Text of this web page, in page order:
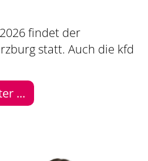
findet der
statt. Auch die kfd
...